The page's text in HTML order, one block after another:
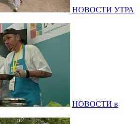
НОВОСТИ УТРА
НОВОСТИ в